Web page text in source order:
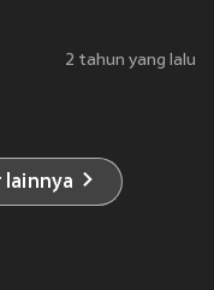
2 tahun yang lalu